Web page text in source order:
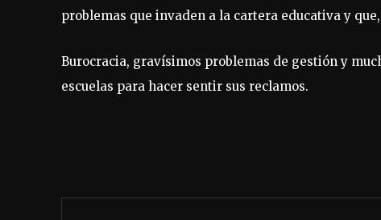
problemas que invaden a la cartera educativa y
Burocracia, gravísimos problemas de gestión y
escuelas para hacer sentir sus reclamos.